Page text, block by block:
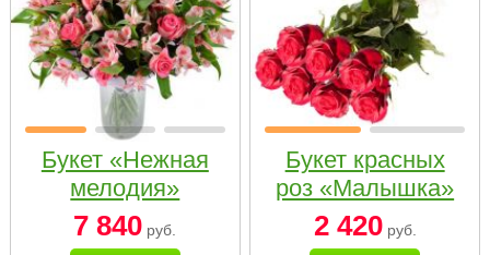
Букет «Нежная
мелодия»
7 840 руб.
Букет красных
роз «Малышка»
2 420руб.